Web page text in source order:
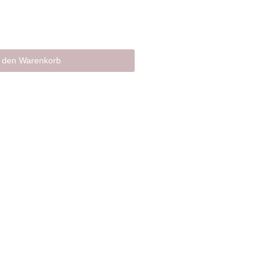
den Warenkorb